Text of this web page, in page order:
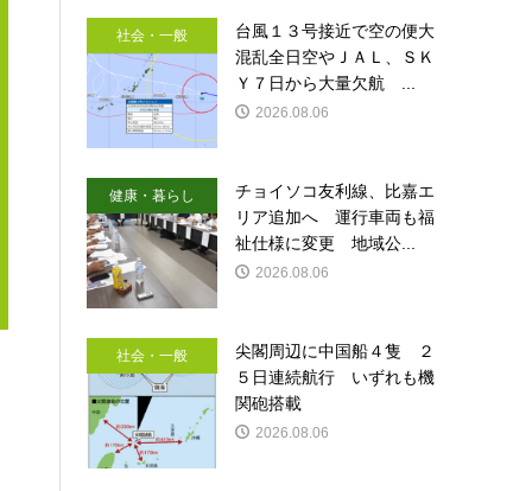
社会・一般
台風１３号接近で空の便大
混乱全日空やＪＡＬ、ＳＫ
Ｙ７日から大量欠航 ...
2026.08.06
健康・暮らし
チョイソコ友利線、比嘉エ
リア追加へ 運行車両も福
祉仕様に変更 地域公...
2026.08.06
社会・一般
尖閣周辺に中国船４隻 ２
５日連続航行 いずれも機
関砲搭載
2026.08.06